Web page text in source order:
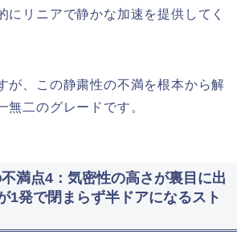
にリニアで静かな加速を提供してく
が、この静粛性の不満を根本から解
無二のグレードです。
満点4：気密性の高さが裏目に出
1発で閉まらず半ドアになるスト